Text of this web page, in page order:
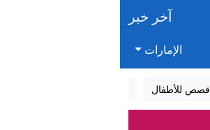
آخر خبر
الإمارات
قصص للأطفال